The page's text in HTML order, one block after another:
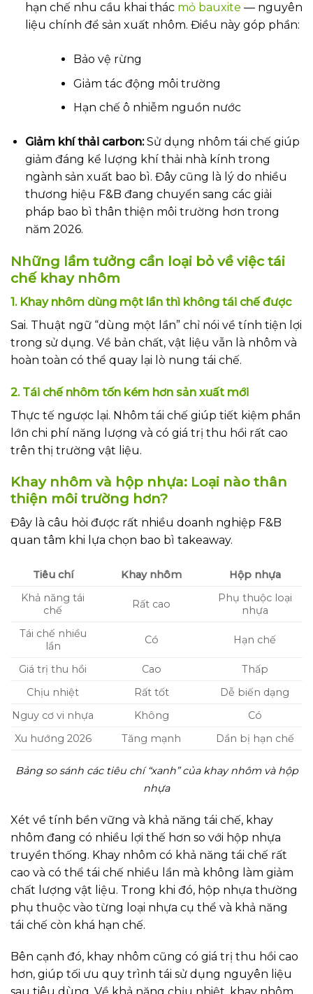
hạn chế nhu cầu khai thác mỏ bauxite — nguyên
liệu chính để sản xuất nhôm. Điều này góp phần:
Bảo vệ rừng
Giảm tác động môi trường
Hạn chế ô nhiễm nguồn nước
Giảm khí thải carbon:Sử dụng nhôm tái chế giúp
giảm đáng kể lượng khí thải nhà kính trong
ngành sản xuất bao bì. Đây cũng là lý do nhiều
thương hiệu F&B đang chuyển sang các giải
pháp bao bì thân thiện môi trường hơn trong
năm 2026.
Những lầm tưởng cần loại bỏ về việc tái
chế khay nhôm
1. Khay nhôm dùng một lần thì không tái chế được
Sai. Thuật ngữ “dùng một lần” chỉ nói về tính tiện lợi
trong sử dụng. Về bản chất, vật liệu vẫn là nhôm và
hoàn toàn có thể quay lại lò nung tái chế.
2. Tái chế nhôm tốn kém hơn sản xuất mới
Thực tế ngược lại. Nhôm tái chế giúp tiết kiệm phần
lớn chi phí năng lượng và có giá trị thu hồi rất cao
trên thị trường vật liệu.
Khay nhôm và hộp nhựa: Loại nào thân
thiện môi trường hơn?
Đây là câu hỏi được rất nhiều doanh nghiệp F&B
quan tâm khi lựa chọn bao bì takeaway.
Tiêu chí Khay nhôm
Hộp nhựa
Khả năng tái
chế
Rất cao
Phụ thuộc loại
nhựa
Tái chế nhiều
lần
Có Hạn chế
Giá trị thu hồi Cao
Thấp
Chịu nhiệt
Rất tốt
Dễ biến dạng
Nguy cơ vi nhựa
Không
Có
Xu hướng 2026
Tăng mạnh Dần bị hạn chế
Bảng so sánh các tiêu chí “xanh” của khay nhôm và hộp
nhựa
Xét về tính bền vững và khả năng tái chế, khay
nhôm đang có nhiều lợi thế hơn so với hộp nhựa
truyền thống. Khay nhôm có khả năng tái chế rất
cao và có thể tái chế nhiều lần mà không làm giảm
chất lượng vật liệu. Trong khi đó, hộp nhựa thường
phụ thuộc vào từng loại nhựa cụ thể và khả năng
tái chế còn khá hạn chế.
Bên cạnh đó, khay nhôm cũng có giá trị thu hồi cao
hơn, giúp tối ưu quy trình tái sử dụng nguyên liệu